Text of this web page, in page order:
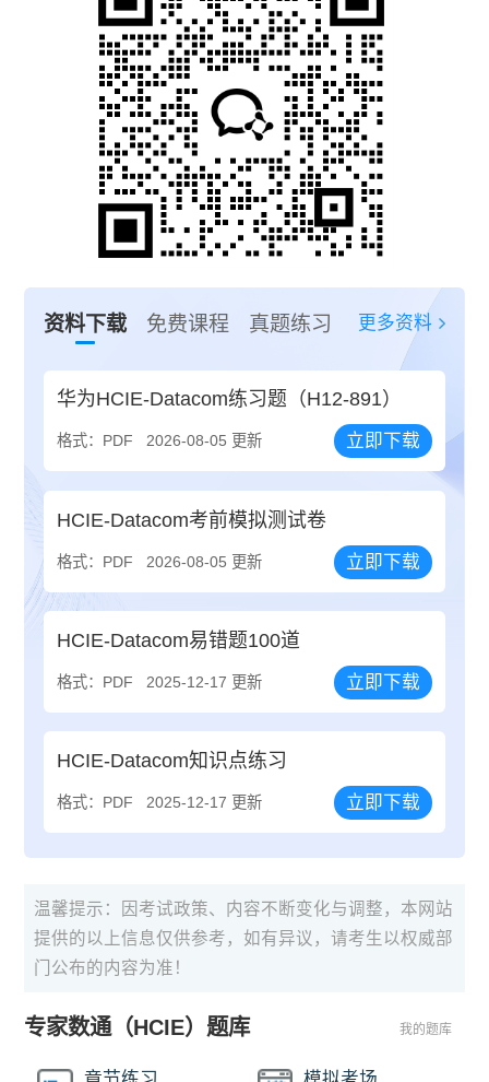
资料下载 免费课程 真题练习 更多资料
华为HCIE-Datacom练习题（H12-891）
格式：PDF 2026-08-05 更新 立即下载
HCIE-Datacom考前模拟测试卷
格式：PDF 2026-08-05 更新 立即下载
HCIE-Datacom易错题100道
格式：PDF 2025-12-17 更新 立即下载
HCIE-Datacom知识点练习
格式：PDF 2025-12-17 更新 立即下载
温馨提示：因考试政策、内容不断变化与调整，本网站
提供的以上信息仅供参考，如有异议，请考生以权威部
门公布的内容为准！
专家数通（HCIE）题库 我的题库